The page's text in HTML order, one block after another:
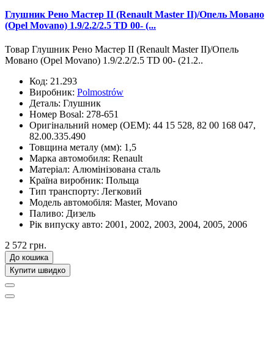
Глушник Рено Мастер II (Renault Master II)/Опель Мовано
(Opel Movano) 1.9/2.2/2.5 TD 00- (...
Товар Глушник Рено Мастер II (Renault Master II)/Опель
Мовано (Opel Movano) 1.9/2.2/2.5 TD 00- (21.2..
Код: 21.293
Виробник: Polmostrów
Деталь: Глушник
Номер Bosal: 278-651
Оригінальний номер (OEM): 44 15 528, 82 00 168 047,
82.00.335.490
Товщина металу (мм): 1,5
Марка автомобиля: Renault
Матеріал: Алюмінізована сталь
Країна виробник: Польща
Тип транспорту: Легковий
Модель автомобіля: Master, Movano
Паливо: Дизель
Рік випуску авто: 2001, 2002, 2003, 2004, 2005, 2006
2 572 грн.
До кошика
Купити швидко